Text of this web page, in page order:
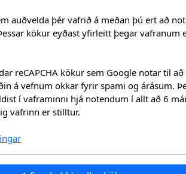
auðvelda þér vafrið á meðan þú ert að
kökur eyðast yfirleitt þegar vafranum
reCAPCHA kökur sem Google notar til að
á vefnum okkar fyrir spami og árásum.
í vaframinni hjá notendum í allt að 6
vafrinn er stilltur.